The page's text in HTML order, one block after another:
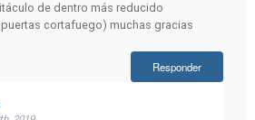
de dentro más reducido
cortafuego) muchas gracias
Responder